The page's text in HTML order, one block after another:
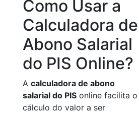
Como Usar a
Calculadora de
Abono Salarial
do PIS Online?
A calculadora de abono
salarial do PIS online facilita o
cálculo do valor a ser